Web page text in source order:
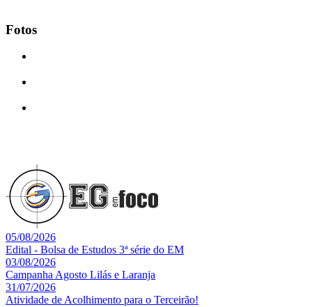
Fotos
05/08/2026
Edital - Bolsa de Estudos 3ª série do EM
03/08/2026
Campanha Agosto Lilás e Laranja
31/07/2026
Atividade de Acolhimento para o Terceirão!